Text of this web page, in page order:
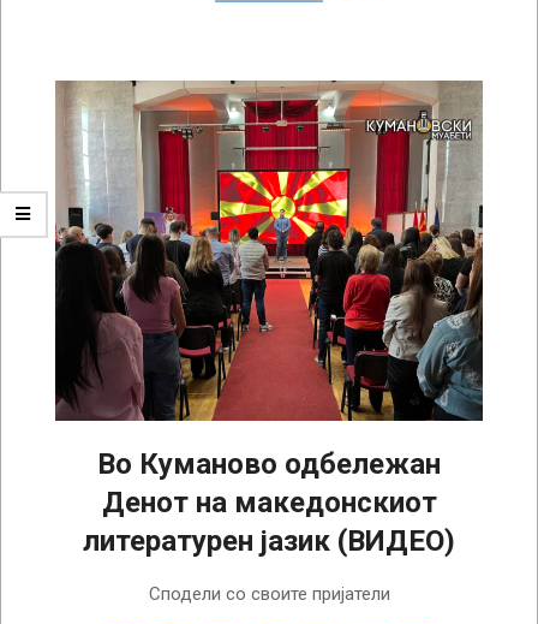
Во Куманово одбележан
Денот на македонскиот
литературен јазик (ВИДЕО)
Сподели со своите пријатели